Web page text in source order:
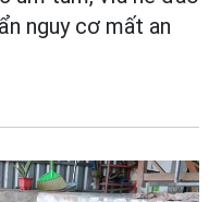
nguy cơ mất an